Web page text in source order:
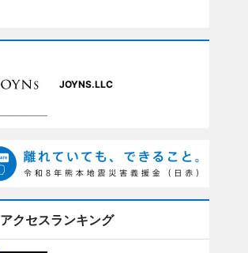
JOYNS.LLC
アクセスランキング